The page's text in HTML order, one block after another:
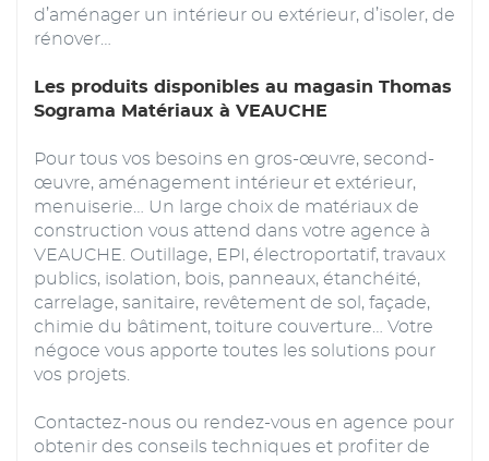
d’aménager un intérieur ou extérieur, d’isoler, de
rénover…
Les produits disponibles au magasin Thomas
Sograma Matériaux à VEAUCHE
Pour tous vos besoins en gros-œuvre, second-
œuvre, aménagement intérieur et extérieur,
menuiserie… Un large choix de matériaux de
construction vous attend dans votre agence à
VEAUCHE. Outillage, EPI, électroportatif, travaux
publics, isolation, bois, panneaux, étanchéité,
carrelage, sanitaire, revêtement de sol, façade,
chimie du bâtiment, toiture couverture… Votre
négoce vous apporte toutes les solutions pour
vos projets.
Contactez-nous ou rendez-vous en agence pour
obtenir des conseils techniques et profiter de